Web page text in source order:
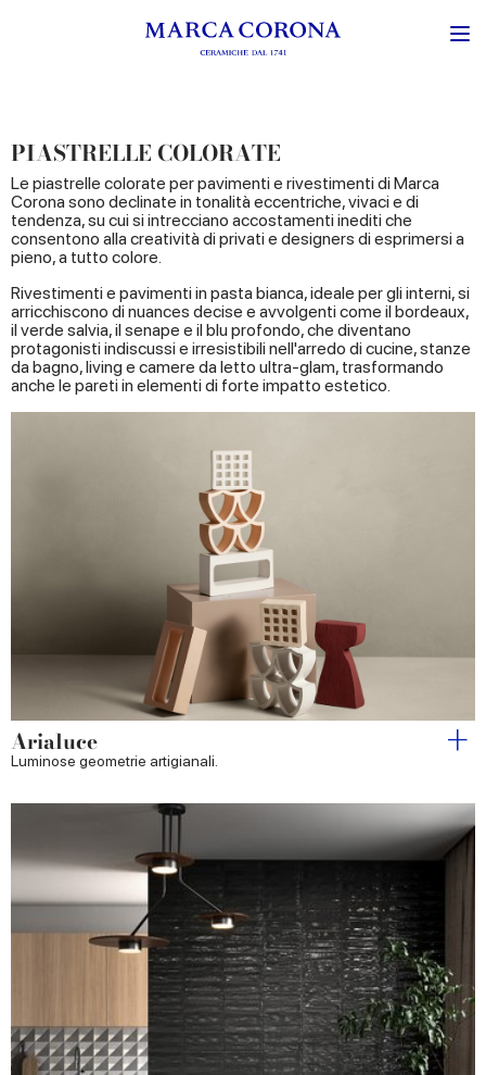
PIASTRELLE COLORATE
Le piastrelle colorate per pavimenti e rivestimenti di Marca
Corona sono declinate in tonalità eccentriche, vivaci e di
tendenza, su cui si intrecciano accostamenti inediti che
consentono alla creatività di privati e designers di esprimersi a
pieno, a tutto colore.
Rivestimenti e pavimenti in pasta bianca, ideale per gli interni, si
arricchiscono di nuances decise e avvolgenti come il bordeaux,
il verde salvia, il senape e il blu profondo, che diventano
protagonisti indiscussi e irresistibili nell'arredo di cucine, stanze
da bagno, living e camere da letto ultra-glam, trasformando
anche le pareti in elementi di forte impatto estetico.
Arialuce
Luminose geometrie artigianali.